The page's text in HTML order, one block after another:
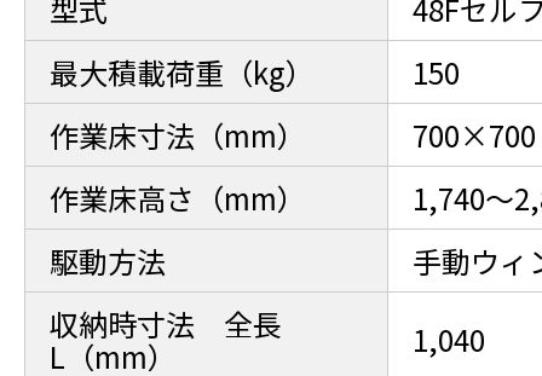
型式
48Fセル
最大積載荷重（kg）
150
作業床寸法（mm）
700×700
作業床高さ（mm）
1,740～
駆動方法
手動ウィ
収納時寸法 全長
L（mm）
1,040